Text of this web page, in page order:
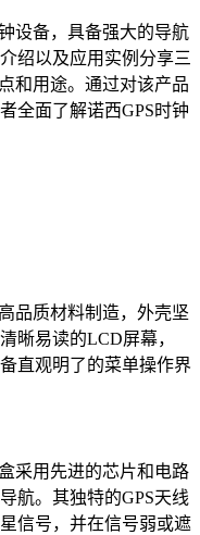
备，具备强大的导航
绍以及应用实例分享三
和用途。通过对该产品
全面了解诺西GPS时钟
品质材料制造，外壳坚
晰易读的LCD屏幕，
直观明了的菜单操作界
用先进的芯片和电路
航。其独特的GPS天线
信号，并在信号弱或遮